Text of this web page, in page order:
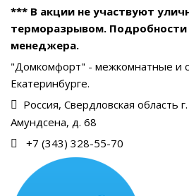
*** В акции не участвуют
терморазрывом. Подробности
менеджера.
"Домкомфорт" - межкомнатные и
Екатеринбурге.
Россия, Свердловская область
Амундсена, д. 68
+7 (343) 328-55-70